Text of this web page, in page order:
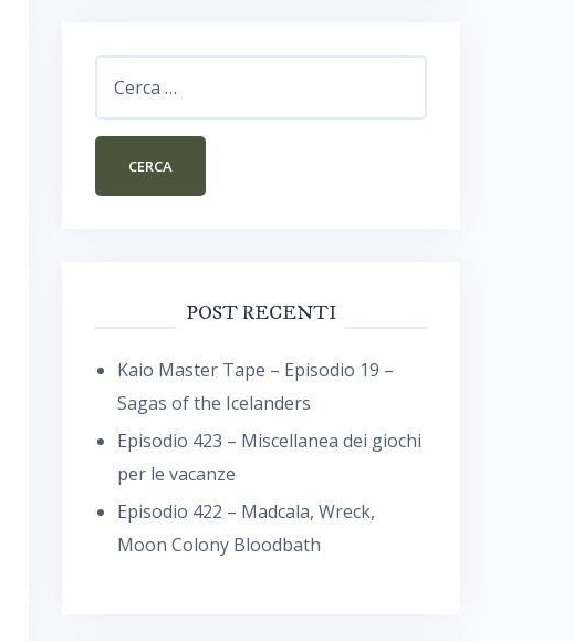
POST RECENTI
Kaio Master Tape – Episodio 19 –
Sagas of the Icelanders
Episodio 423 – Miscellanea dei giochi
per le vacanze
Episodio 422 – Madcala, Wreck,
Moon Colony Bloodbath